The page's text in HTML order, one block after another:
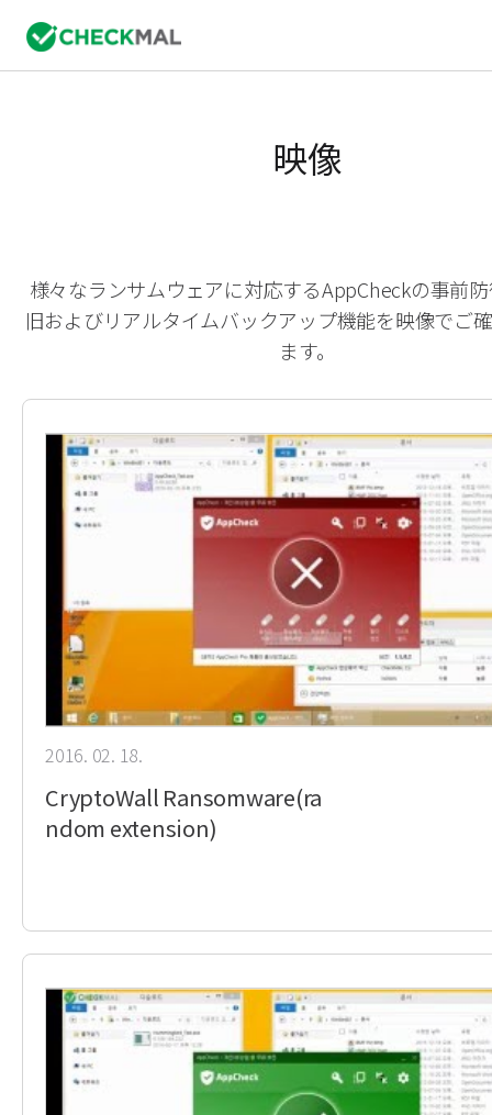
映像
様々なランサムウェアに対応するAppCheckの事前
旧およびリアルタイムバックアップ機能を映像でご
ます。
2016. 02. 18.
CryptoWall Ransomware(ra
ndom extension)